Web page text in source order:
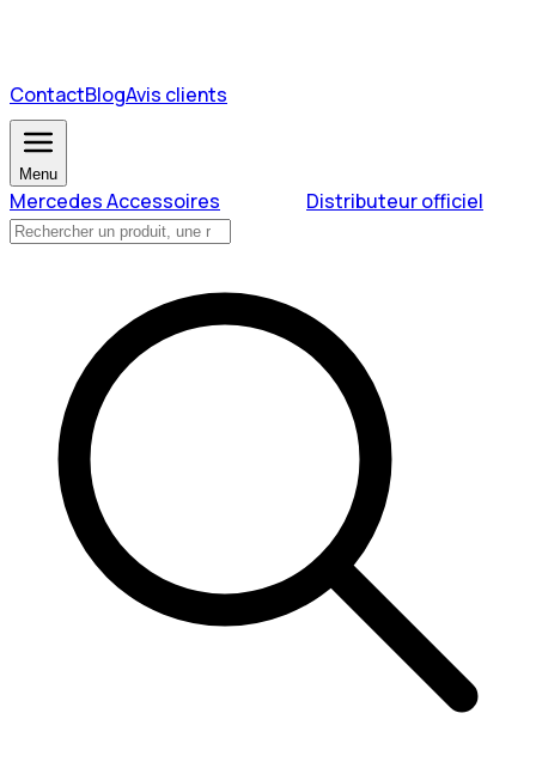
ContactBlogAvis clients
Menu
Mercedes Accessoires Distributeur officiel